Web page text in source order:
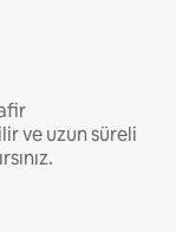
ve uzun süreli